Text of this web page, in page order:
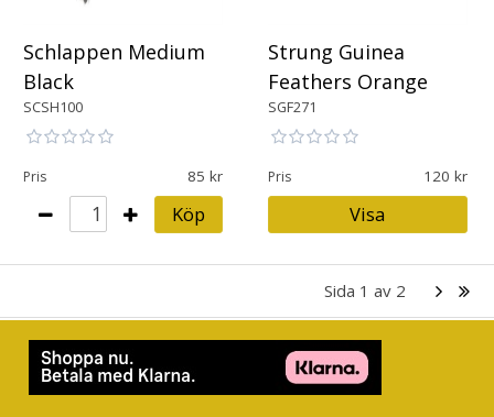
Schlappen Medium
Black
SCSH100
Pris 85
Köp
Strung Guinea
Feathers Orange
SGF271
Pris 120
Visa
Sida 1 av 2